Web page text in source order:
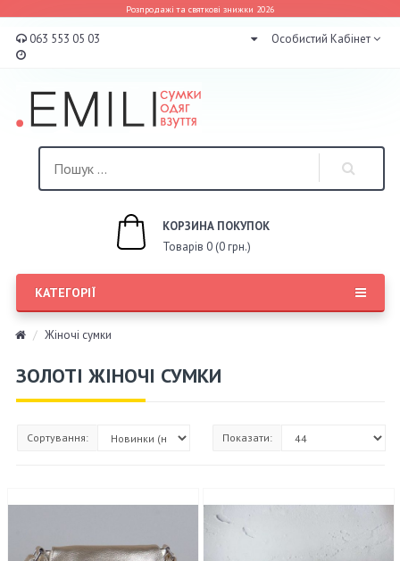
Розпродажі та святкові знижки 2026
063 553 05 03 Особистий Кабінет
КОРЗИНА ПОКУПОК
Товарів 0 (0 грн.)
КАТЕГОРІЇ
Жіночі сумки
ЗОЛОТІ ЖІНОЧІ СУМКИ
Сортування: Показати: